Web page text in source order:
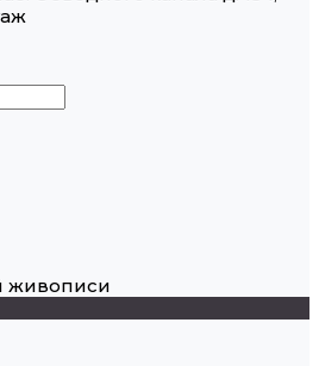
живописи